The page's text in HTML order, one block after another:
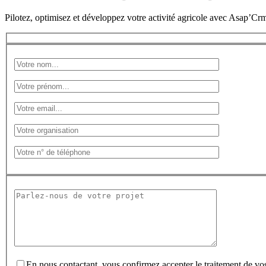
Pilotez, optimisez et développez votre activité agricole avec